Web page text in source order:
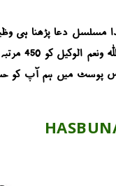
مسلسل دعا پڑھنا ہی
حاصل کرنے کے لئے قدیم